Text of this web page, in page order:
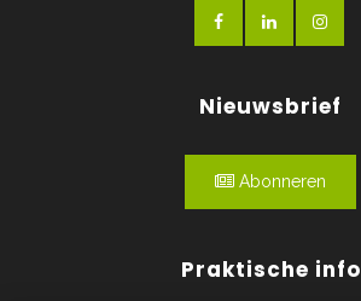
Nieuwsbrief
Abonneren
Praktische info